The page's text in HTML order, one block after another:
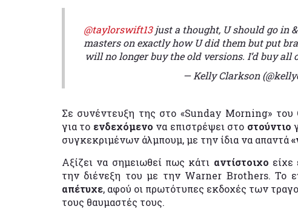
@taylorswift13just a thought, U should go in
masters on exactly how U did them but put
will no longer buy the old versions. I’d buy all
— Kelly Clarkson
Σε συνέντευξη της στο «Sunday Morning» του
για το ενδεχόμενο να επιστρέψει στο στούντιο
συγκεκριμένων άλμπουμ, με την ίδια να απαντά
Αξίζει να σημειωθεί πως κάτι αντίστοιχο είχε
την διένεξη του με την Warner Brothers. Το
απέτυχε, αφού οι πρωτότυπες εκδοχές των
τους θαυμαστές τους.